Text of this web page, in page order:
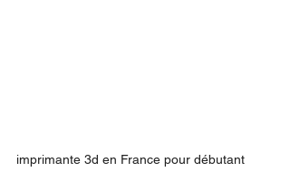
imprimante 3d en France pour débutant